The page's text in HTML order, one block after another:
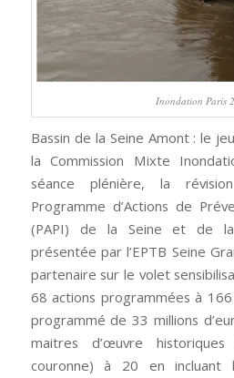
Inondation Paris
Bassin de la Seine Amont : le
la Commission Mixte
séance plénière, la
Programme d’Actions de
(PAPI) de la Seine et de la
présentée par l’EPTB Seine
partenaire sur le volet
68 actions programmées à
programmé de 33 millions
maitres d’œuvre
couronne) à 20 en incluant